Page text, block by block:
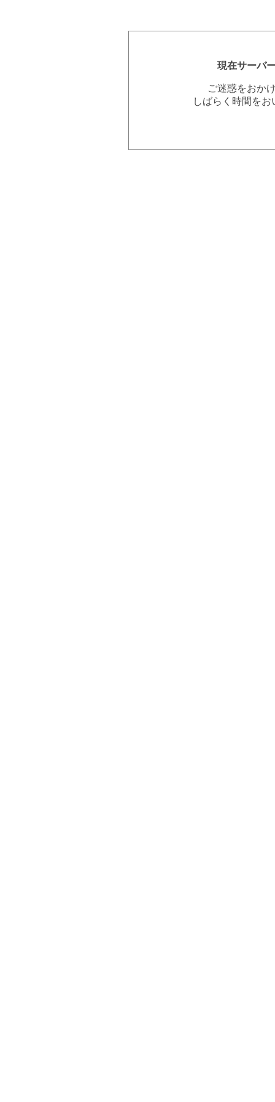
現在サーバ
ご迷惑をおか
しばらく時間を